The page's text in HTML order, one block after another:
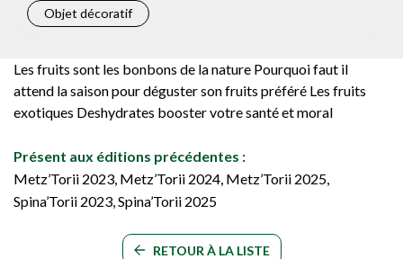
Objet décoratif
Les fruits sont les bonbons de la nature Pourquoi faut il
attend la saison pour déguster son fruits préféré Les fruits
exotiques Deshydrates booster votre santé et moral
Présent aux éditions précédentes :
Metz’Torii 2023, Metz’Torii 2024, Metz’Torii 2025,
Spina’Torii 2023, Spina’Torii 2025
RETOUR À LA LISTE